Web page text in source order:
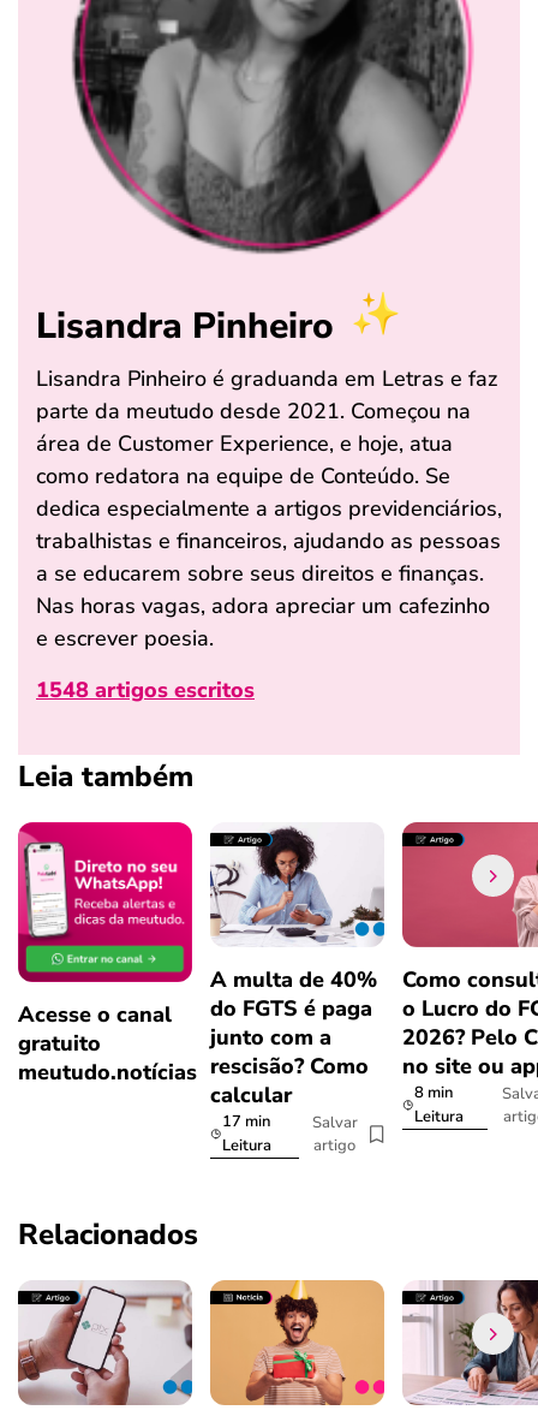
Lisandra Pinheiro
Lisandra Pinheiro é graduanda em Letras e faz
parte da meutudo desde 2021. Começou na
área de Customer Experience, e hoje, atua
como redatora na equipe de Conteúdo. Se
dedica especialmente a artigos previdenciários,
trabalhistas e financeiros, ajudando as pessoas
a se educarem sobre seus direitos e finanças.
Nas horas vagas, adora apreciar um cafezinho
e escrever poesia.
1548 artigos escritos
Leia também
Acesse o canal
gratuito
meutudo.notícias
A multa de 40%
do FGTS é paga
junto com a
rescisão? Como
calcular
17 min
Leitura
Salvar
artigo
Como
o Lucro do
2026? Pelo
no site ou
8 min
Leitura
Relacionados